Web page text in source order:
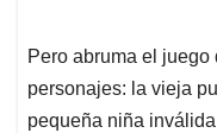
Pero abruma el
personajes: la vieja
pequeña niña